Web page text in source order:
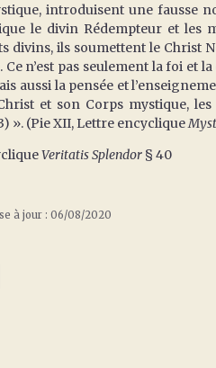
introduisent une fausse
le divin Rédempteur et les
divins, ils soumettent le Christ
Ce n’est pas seulement la foi
aussi la pensée et
et son Corps mystique,
». (Pie XII, Lettre encyclique
Veritatis Splendor § 40
à jour : 06/08/2020